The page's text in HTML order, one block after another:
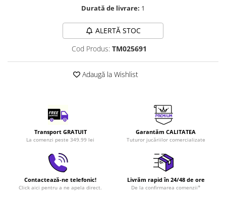
LEGO Creator Expert
LEGO Architecture
LEGO Speed Champions
Durată de livrare: 1
ALERTĂ STOC
Cod Produs: TM025691
Adaugă la Wishlist
Transport GRATUIT
La comenzi peste 349.99 lei
Garantăm CALITATEA
Tuturor jucăriilor comercializate
Contactează-ne telefonic!
Click aici pentru a ne apela direct.
Livrăm rapid în 24/48 de ore
De la confirmarea comenzii*